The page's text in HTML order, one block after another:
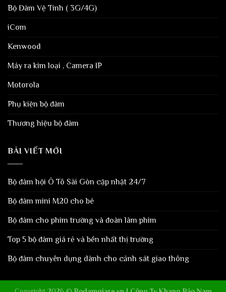
Bộ Đàm Vệ Tinh ( 3G/4G)
iCom
Kenwood
Máy ra kim loại , Camera IP
Motorola
Phụ kiện bộ đàm
Thương hiệu bộ đàm
BÀI VIẾT MỚI
Bộ đàm hội Ô Tô Sài Gòn cập nhật 24/7
Bộ đàm mini M20 cho bé
Bộ đàm cho phim trường và đoàn làm phim
Top 5 bộ đàm giá rẻ và bền nhất thị trường
Bộ đàm chuyên dụng dành cho cảnh sát giao thông